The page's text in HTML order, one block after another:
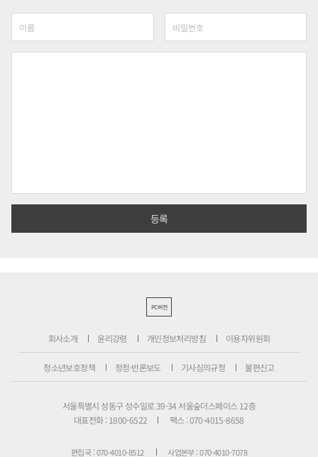
PC버전
회사소개 윤리강령 개인정보처리방침 이용자위원회
청소년보호정책 정정·반론보도 기사심의규정 불편신고
서울특별시 성동구 성수일로 39-34 서울숲더스페이스 12층
대표전화 : 1800-6522
팩스 : 070-4015-8658
편집국 : 070-4010-8512 사업본부 : 070-4010-7078